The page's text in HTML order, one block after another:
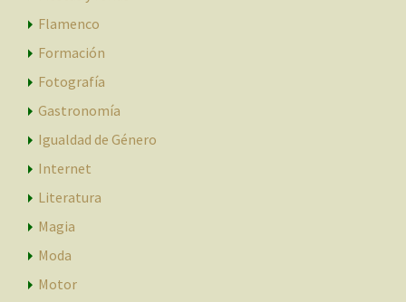
Flamenco
Formación
Fotografía
Gastronomía
Igualdad de Género
Internet
Literatura
Magia
Moda
Motor